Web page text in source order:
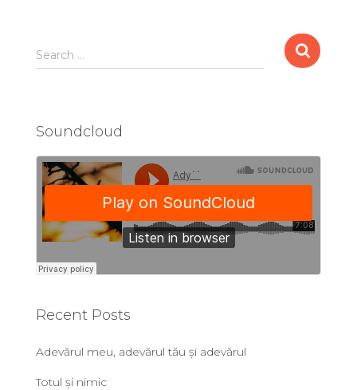
Search …
Soundcloud
Recent Posts
Adevărul meu, adevărul tău și adevărul
Totul și nimic